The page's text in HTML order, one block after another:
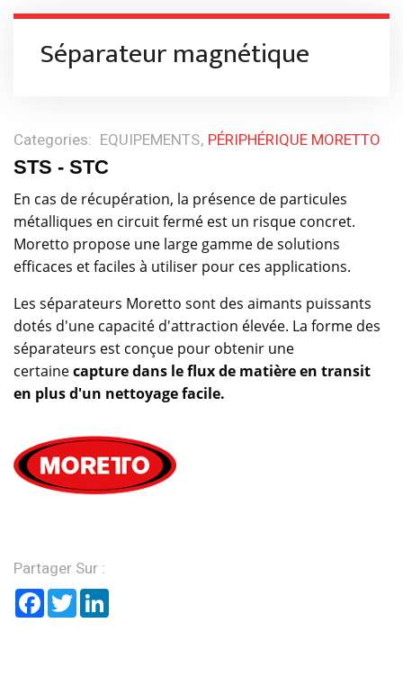
Séparateur magnétique
Categories: EQUIPEMENTS PÉRIPHÉRIQUE MORETTO
STS - STC
En cas de récupération, la présence de particules
métalliques en circuit fermé est un risque concret.
Moretto propose une large gamme de solutions
efficaces et faciles à utiliser pour ces applications.
Les séparateurs Moretto sont des aimants puissants
dotés d'une capacité d'attraction élevée. La forme des
séparateurs est conçue pour obtenir une
certainecapture dans le flux de matière en transit
en plus d'un nettoyage facile.
Partager Sur :
Facebook
Twitter